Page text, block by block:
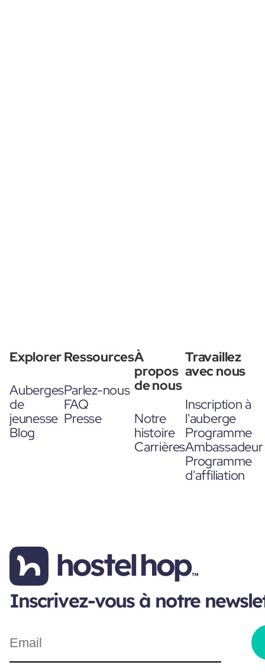
Explorer
Auberges
de
jeunesse
Blog
Ressources
Parlez-nous
FAQ
Presse
À
propos
de nous
Notre
histoire
Carrières
Travaillez
avec nous
Inscription à
l'auberge
Programme
Ambassadeur
Programme
d'affiliation
Inscrivez-vous à notre